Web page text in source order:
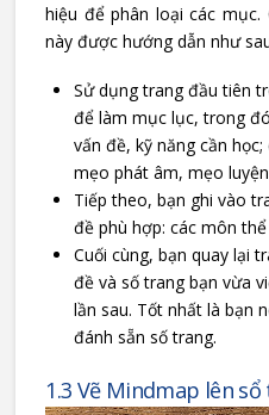
hiệu để phân loại các mục.
này được hướng dẫn như
Sử dụng trang đầu tiên
để làm mục lục, trong
vấn đề, kỹ năng cần
mẹo phát âm, mẹo
Tiếp theo, bạn ghi vào
đề phù hợp: các môn
Cuối cùng, bạn quay lại
đề và số trang bạn vừa
lần sau. Tốt nhất là bạn
đánh sẵn số trang.
1.3 Vẽ Mindmap lên